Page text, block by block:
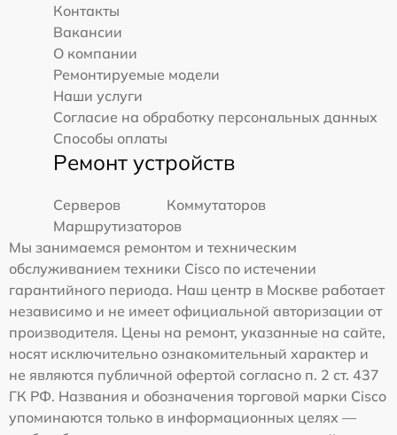
Контакты
Вакансии
О компании
Ремонтируемые модели
Наши услуги
Согласие на обработку персональных данных
Способы оплаты
Ремонт устройств
Серверов
Коммутаторов
Маршрутизаторов
Мы занимаемся ремонтом и техническим
обслуживанием техники Cisco по истечении
гарантийного периода. Наш центр в Москве работает
независимо и не имеет официальной авторизации от
производителя. Цены на ремонт, указанные на сайте,
носят исключительно ознакомительный характер и
не являются публичной офертой согласно п. 2 ст. 437
ГК РФ. Названия и обозначения торговой марки Cisco
упоминаются только в информационных целях —